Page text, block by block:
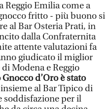
Reggio Emilia come a
fritto - più buono si
al Bar Osteria Prati, in
dalla Confraternita
attente valutazioni fa
giudicato il miglior
Modena e Reggio
d’Oro è stato
insieme al Bar Tipico di
soddisfazione per il